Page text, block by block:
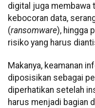
digital juga membawa
kebocoran data,
(ransomware), hingga
risiko yang harus
Makanya, keamanan
diposisikan sebagai
diperhatikan setelah
harus menjadi bagian